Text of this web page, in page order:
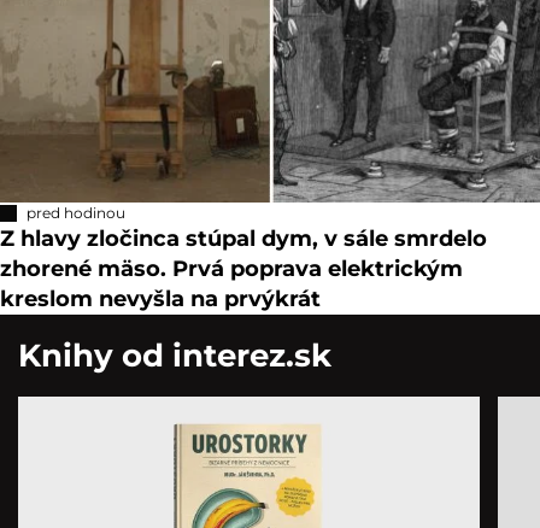
pred hodinou
Z hlavy zločinca stúpal dym, v sále smrdelo
zhorené mäso. Prvá poprava elektrickým
kreslom nevyšla na prvýkrát
Knihy od interez.sk